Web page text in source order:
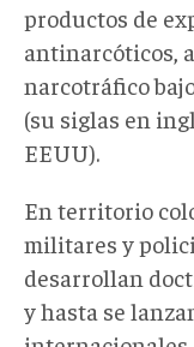
productos de
antinarcóticos,
narcotráfico
(su siglas en
EEUU).
En territorio
militares y
desarrollan
y hasta se